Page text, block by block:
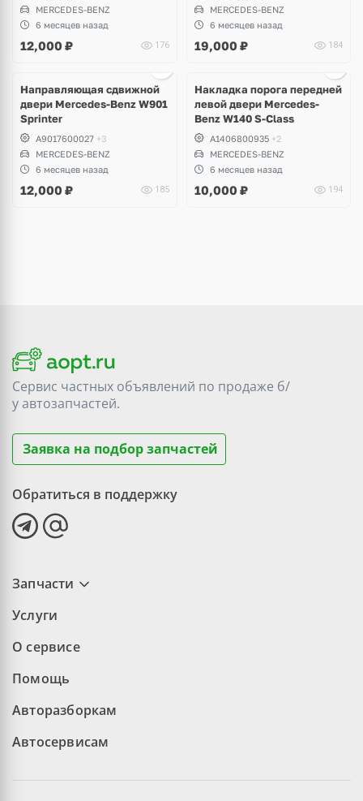
MERCEDES-BENZ
6 месяцев назад
12,000 ₽ 176
MERCEDES-BENZ
6 месяцев назад
19,000 ₽ 184
Направляющая сдвижной
двери Mercedes-Benz W901
Sprinter
A9017600027 +3
MERCEDES-BENZ
6 месяцев назад
12,000 ₽ 185
Накладка порога передней
левой двери Mercedes-
Benz W140 S-Class
A1406800935 +2
MERCEDES-BENZ
6 месяцев назад
10,000 ₽ 194
Сервис частных объявлений по продаже б/
уавтозапчастей.
Заявка на подбор запчастей
Обратиться в поддержку
Запчасти
Услуги
О сервисе
Помощь
Авторазборкам
Автосервисам